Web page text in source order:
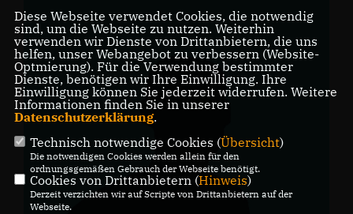
Diese Webseite verwendet Cookies, die notwendig
sind, um die Webseite zu nutzen. Weiterhin
verwenden wir Dienste von Drittanbietern, die uns
helfen, unser Webangebot zu verbessern (Website-
Optmierung). Für die Verwendung bestimmter
Dienste, benötigen wir Ihre Einwilligung. Ihre
Einwilligung können Sie jederzeit widerrufen. Weitere
Informationen finden Sie in unserer
Datenschutzerklärung.
Technisch notwendige Cookies (Übersicht)
Die notwendigen Cookies werden allein für den
ordnungsgemäßen Gebrauch der Webseite benötigt.
Cookies von Drittanbietern (Hinweis)
Derzeit verzichten wir auf Scripte von Drittanbietern auf der
Webseite.